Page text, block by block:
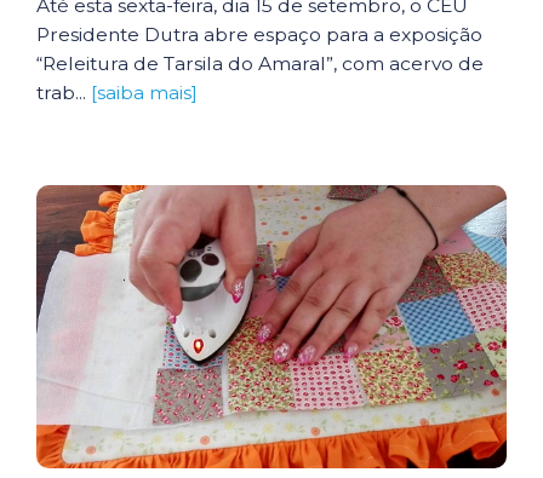
Até esta sexta-feira, dia 15 de setembro, o CEU
Presidente Dutra abre espaço para a exposição
“Releitura de Tarsila do Amaral”, com acervo de
trab... [saiba mais]